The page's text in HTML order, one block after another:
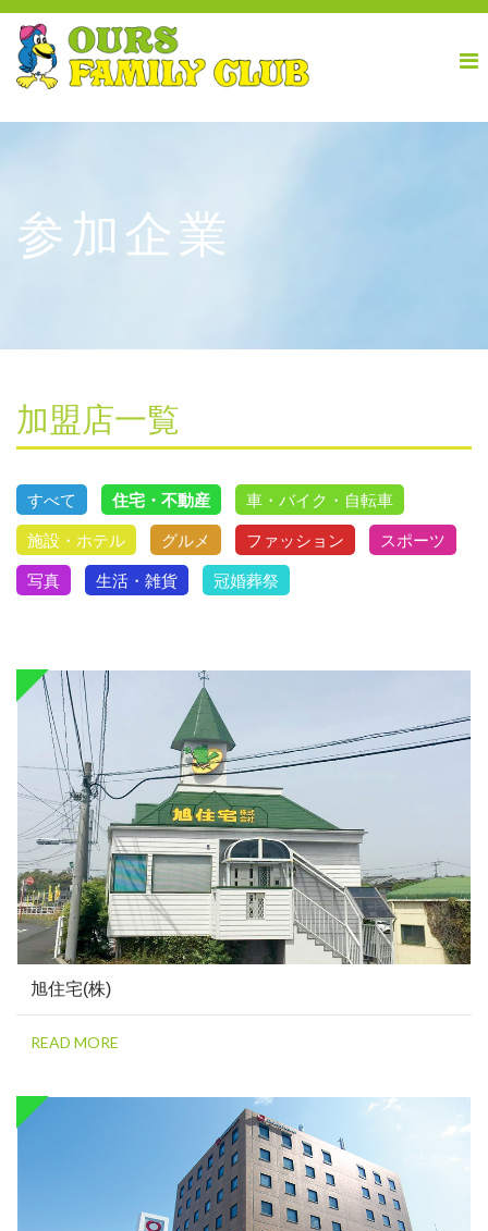
参加企業
加盟店一覧
すべて 住宅・不動産 車・バイク・自転車
施設・ホテル グルメ ファッション スポーツ
写真 生活・雑貨 冠婚葬祭
旭住宅(株)
READ MORE